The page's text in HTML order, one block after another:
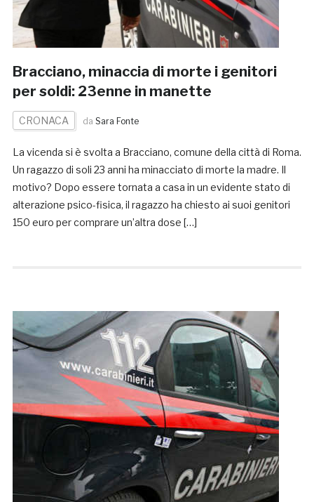
Bracciano, minaccia di morte i genitori
per soldi: 23enne in manette
CRONACA da Sara Fonte
La vicenda si è svolta a Bracciano, comune della città di Roma.
Un ragazzo di soli 23 anni ha minacciato di morte la madre. Il
motivo? Dopo essere tornata a casa in un evidente stato di
alterazione psico-fisica, il ragazzo ha chiesto ai suoi genitori
150 euro per comprare un’altra dose […]